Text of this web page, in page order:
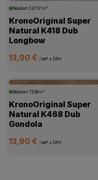
Skladom241.57 m²
KronoOriginal Super
Natural K418 Dub
Longbow
13,90 €/ m² s DPH
Skladom73.68 m²
KronoOriginal Super
Natural K468 Dub
Gondola
13,90 €/ m² s DPH